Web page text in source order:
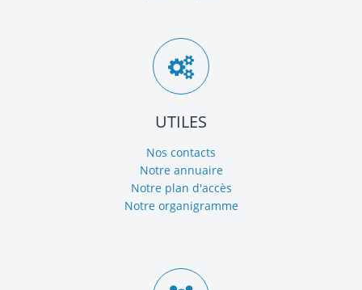
UTILES
Nos contacts
Notre annuaire
Notre plan d'accès
Notre organigramme